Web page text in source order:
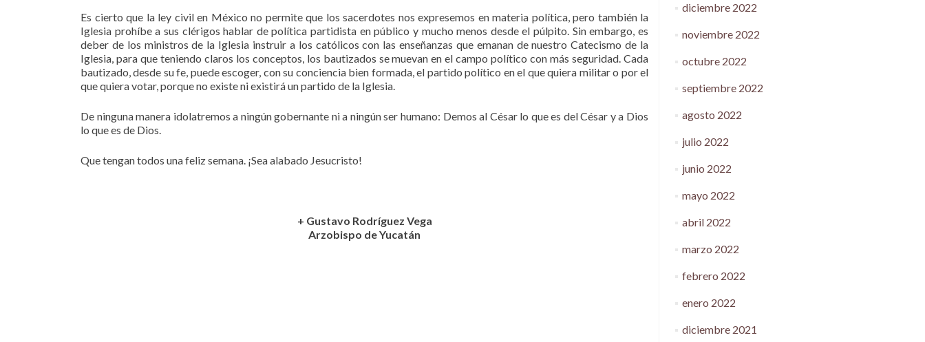
Es cierto que la ley civil en México no permite que los sacerdotes nos expresemos en materia política, pero también la
Iglesia prohíbe a sus clérigos hablar de política partidista en público y mucho menos desde el púlpito. Sin embargo, es
deber de los ministros de la Iglesia instruir a los católicos con las enseñanzas que emanan de nuestro Catecismo de la
Iglesia, para que teniendo claros los conceptos, los bautizados se muevan en el campo político con más seguridad. Cada
bautizado, desde su fe, puede escoger, con su conciencia bien formada, el partido político en el que quiera militar o por el
que quiera votar, porque no existe ni existirá un partido de la Iglesia.
De ninguna manera idolatremos a ningún gobernante ni a ningún ser humano: Demos al César lo que es del César y a Dios
lo que es de Dios.
Que tengan todos una feliz semana. ¡Sea alabado Jesucristo!
+ Gustavo Rodríguez Vega
Arzobispo de Yucatán
diciembre 2022
noviembre 2022
octubre 2022
septiembre 2022
agosto 2022
julio 2022
junio 2022
mayo 2022
abril 2022
marzo 2022
febrero 2022
enero 2022
diciembre 2021